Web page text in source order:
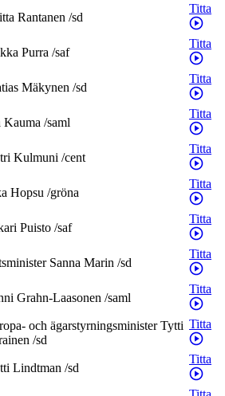
Rantanen /sd
Titta
Purra /saf
Titta
Mäkynen /sd
Titta
Kauma /saml
Titta
Kulmuni /cent
Titta
Hopsu /gröna
Titta
Puisto /saf
Titta
Sanna Marin /sd
Titta
Grahn-Laasonen /saml
Titta
och ägarstyrningsminister Tytti
/sd
Titta
Lindtman /sd
Titta